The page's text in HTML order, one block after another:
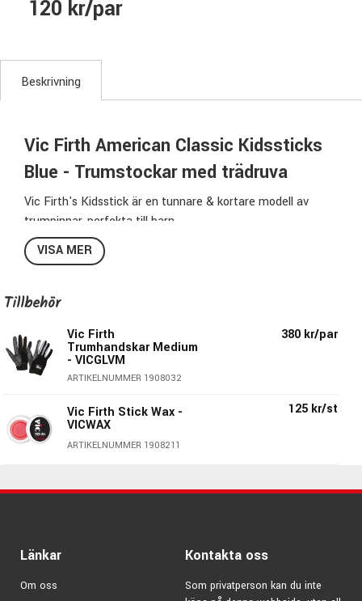
120 kr/par
Beskrivning
Vic Firth American Classic Kidssticks
Blue - Trumstockar med trädruva
Vic Firth's Kidsstick är en tunnare & kortare modell av
trumpinnar, perfekta till barn.
Kvalitén är exakt lika hög som på övriga Vic Firth's
sortiment så även om du är en erfaren trumslagre men vill
Pris per par.
Specifikationer Vic Firth Kidsticks Blåa:
Diameter:13,2mm
Längd:330,2mm
Material: Hickory
Färg:
Blå
Taper:Long
Modellen ingår i serien: American
Classic
VISA MER
Tillbehör
Vic Firth
Trumhandskar Medium
- VICGLVM
ARTIKELNUMMER 1908032
380 kr/par
Vic Firth Stick Wax -
VICWAX
ARTIKELNUMMER 1908211
125 kr/st
Länkar
Om oss
Kontakta oss
Som privatperson kan du inte